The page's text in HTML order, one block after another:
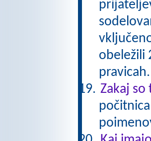
obeležili
Zakaj